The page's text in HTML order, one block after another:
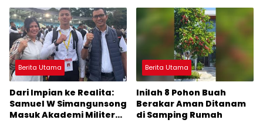
Berita Utama
Dari Impian ke Realita:
Samuel W Simangunsong
Masuk Akademi Militer
Berita Utama
Inilah 8 Pohon Buah
Berakar Aman Ditanam
di Samping Rumah